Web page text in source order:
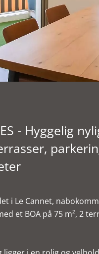
- Hyggelig
i Le Cannet,
et BOA på 75 m², 2